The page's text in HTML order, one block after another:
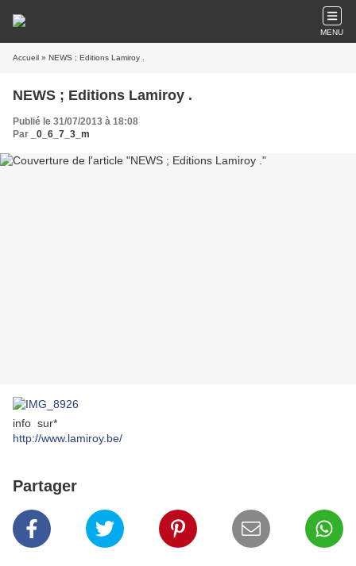
MENU
Accueil » NEWS ; Editions Lamiroy .
NEWS ; Editions Lamiroy .
Publié le 31/07/2013 à 18:08
Par
_0_6_7_3_m
info sur*
http://www.lamiroy.be/
Partager